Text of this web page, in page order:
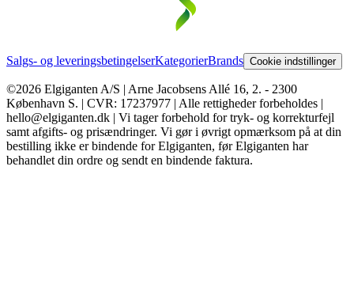
Salgs- og leveringsbetingelserKategorierBrands Cookie indstillinger
©2026 Elgiganten A/S | Arne Jacobsens Allé 16, 2. - 2300
København S. | CVR: 17237977 | Alle rettigheder forbeholdes |
hello@elgiganten.dk | Vi tager forbehold for tryk- og korrekturfejl
samt afgifts- og prisændringer. Vi gør i øvrigt opmærksom på at din
bestilling ikke er bindende for Elgiganten, før Elgiganten har
behandlet din ordre og sendt en bindende faktura.